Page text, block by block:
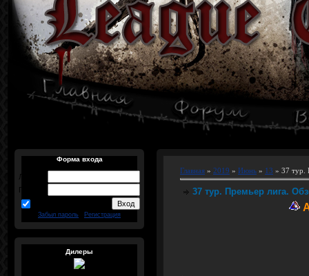
Форма входа
Логин:
Пароль:
Забыл пароль Регистрация
Дилеры
Главная » 2019 » Июнь » 13 » 37 тур.
37 тур. Премьер лига.